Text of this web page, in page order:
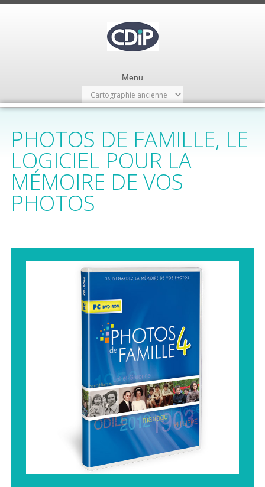
Menu
PHOTOS DE FAMILLE, LE
LOGICIEL POUR LA
MÉMOIRE DE VOS
PHOTOS